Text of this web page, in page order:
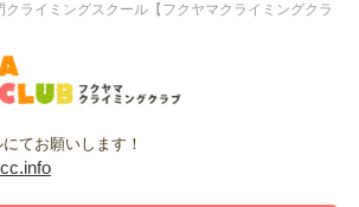
ライミングスクール【フクヤマクライミングクラ
てお願いします！